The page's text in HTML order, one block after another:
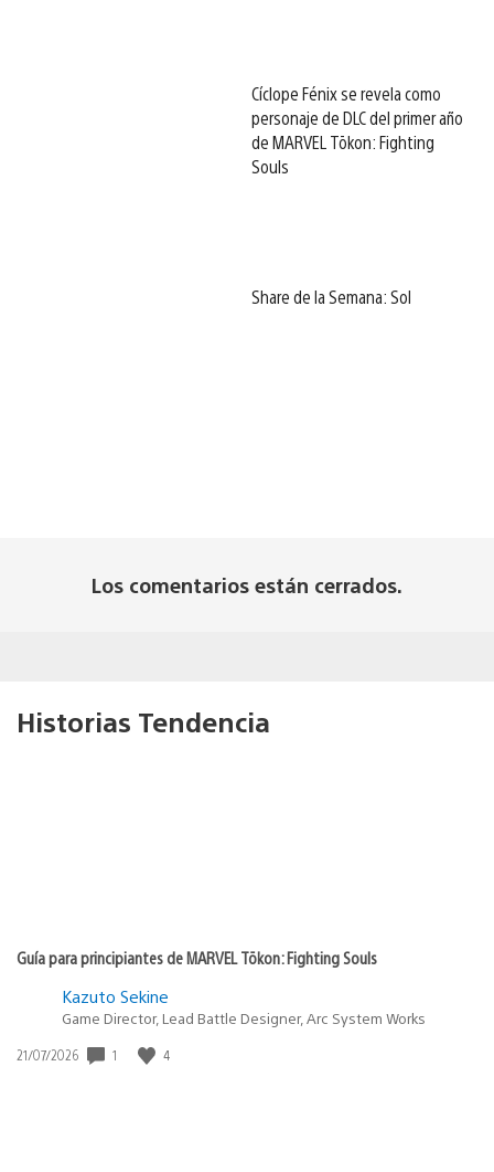
Cíclope Fénix se revela como
personaje de DLC del primer año
de MARVEL Tōkon: Fighting
Souls
Share de la Semana: Sol
Los comentarios están cerrados.
Historias Tendencia
Guía para principiantes de MARVEL Tōkon: Fighting Souls
Kazuto Sekine
Game Director, Lead Battle Designer, Arc System Works
Fecha
21/07/2026 1 4